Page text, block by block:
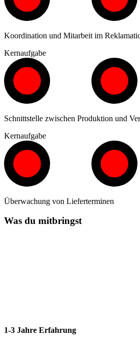
Koordination und Mitarbeit im
Kernaufgabe
Schnittstelle zwischen Produktion und
Kernaufgabe
Überwachung von Lieferterminen
Was du mitbringst
1-3 Jahre Erfahrung